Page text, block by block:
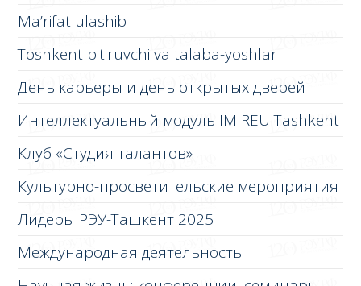
Ma’rifat ulashib
Toshkent bitiruvchi va talaba-yoshlar
День карьеры и день открытых дверей
Интеллектуальный модуль IM REU Tashkent
Клуб «Студия талантов»
Культурно-просветительские мероприятия
Лидеры РЭУ-Ташкент 2025
Международная деятельность